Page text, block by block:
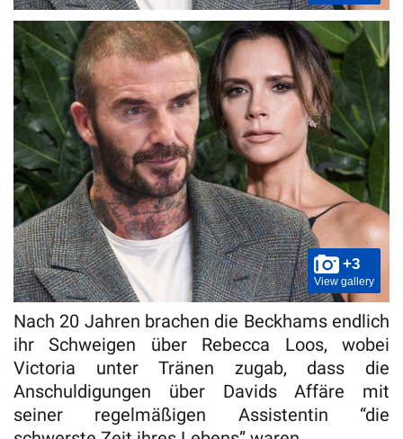
+3
View gallery
Nach 20 Jahren brachen die Beckhams endlich
ihr Schweigen über Rebecca Loos, wobei
Victoria unter Tränen zugab, dass die
Anschuldigungen über Davids Affäre mit
seiner regelmäßigen Assistentin “die